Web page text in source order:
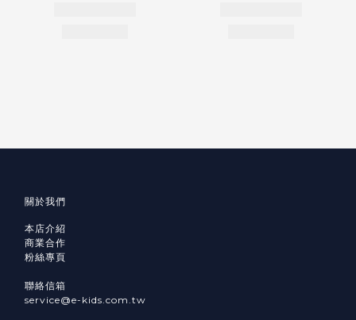
關於我們
本店介紹
商業合作
粉絲專頁
聯絡信箱
service@e-kids.com.tw